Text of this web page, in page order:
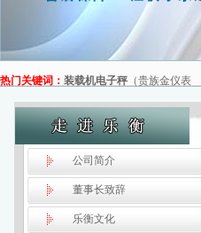
热门关键词： 装载机电子秤（贵族金仪表
公司简介
董事长致辞
乐衡文化